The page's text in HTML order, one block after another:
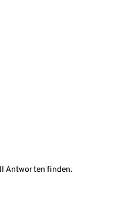
Antworten finden.